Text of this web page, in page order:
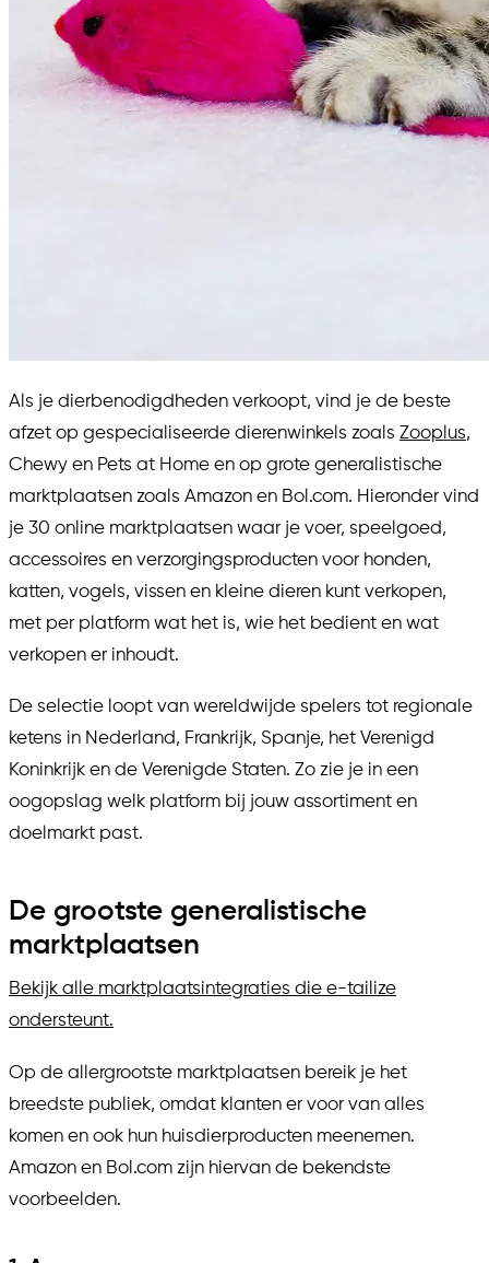
Als je dierbenodigdheden verkoopt, vind je de beste
afzet op gespecialiseerde dierenwinkels zoals Zooplus,
Chewy en Pets at Home en op grote generalistische
marktplaatsen zoals Amazon en Bol.com. Hieronder vind
je 30 online marktplaatsen waar je voer, speelgoed,
accessoires en verzorgingsproducten voor honden,
katten, vogels, vissen en kleine dieren kunt verkopen,
met per platform wat het is, wie het bedient en wat
verkopen er inhoudt.
De selectie loopt van wereldwijde spelers tot regionale
ketens in Nederland, Frankrijk, Spanje, het Verenigd
Koninkrijk en de Verenigde Staten. Zo zie je in een
oogopslag welk platform bij jouw assortiment en
doelmarkt past.
De grootste generalistische
marktplaatsen
Bekijk alle marktplaatsintegraties die e-tailize
ondersteunt.
Op de allergrootste marktplaatsen bereik je het
breedste publiek, omdat klanten er voor van alles
komen en ook hun huisdierproducten meenemen.
Amazon en Bol.com zijn hiervan de bekendste
voorbeelden.